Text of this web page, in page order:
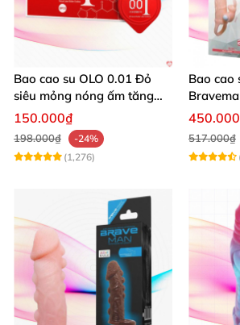
Bao cao su OLO 0.01 Đỏ
siêu mỏng nóng ấm tăng
khoái cảm hộp 10
150.000₫
198.000₫
-24%
(1,276)
Bao cao
rung
517.000₫